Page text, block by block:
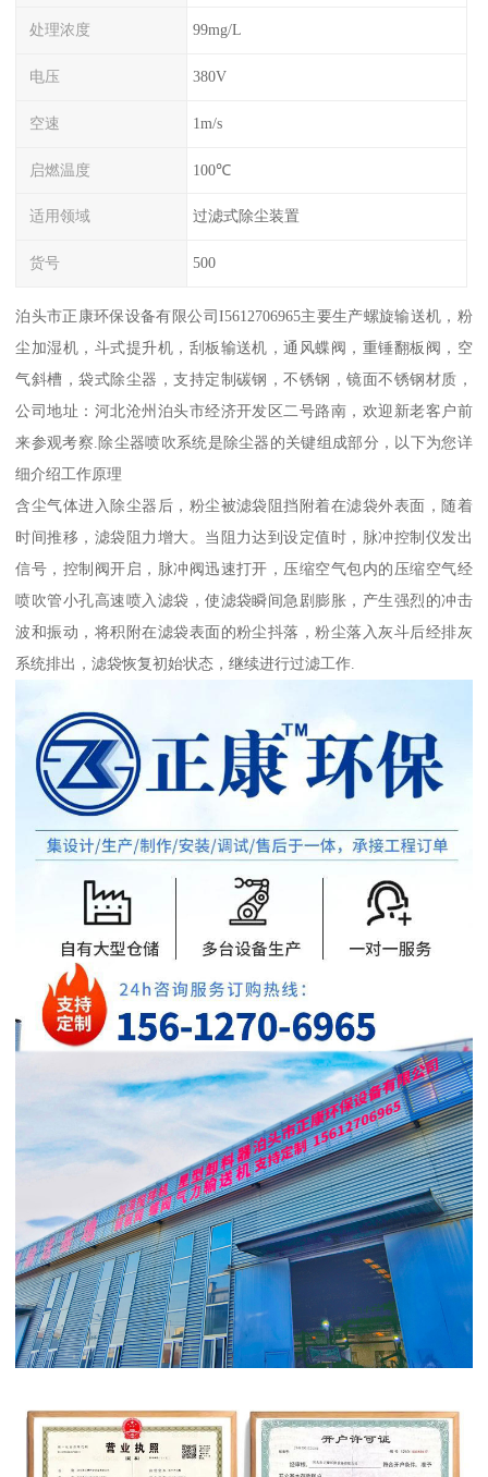
处理浓度 99mg/L
电压 380V
空速 1m/s
启燃温度 100℃
适用领域 过滤式除尘装置
货号 500
泊头市正康环保设备有限公司I5612706965主要生产螺旋输送机，粉
尘加湿机，斗式提升机，刮板输送机，通风蝶阀，重锤翻板阀，空
气斜槽，袋式除尘器，支持定制碳钢，不锈钢，镜面不锈钢材质，
公司地址：河北沧州泊头市经济开发区二号路南，欢迎新老客户前
来参观考察.除尘器喷吹系统是除尘器的关键组成部分，以下为您详
细介绍工作原理
含尘气体进入除尘器后，粉尘被滤袋阻挡附着在滤袋外表面，随着
时间推移，滤袋阻力增大。当阻力达到设定值时，脉冲控制仪发出
信号，控制阀开启，脉冲阀迅速打开，压缩空气包内的压缩空气经
喷吹管小孔高速喷入滤袋，使滤袋瞬间急剧膨胀，产生强烈的冲击
波和振动，将积附在滤袋表面的粉尘抖落，粉尘落入灰斗后经排灰
系统排出，滤袋恢复初始状态，继续进行过滤工作.